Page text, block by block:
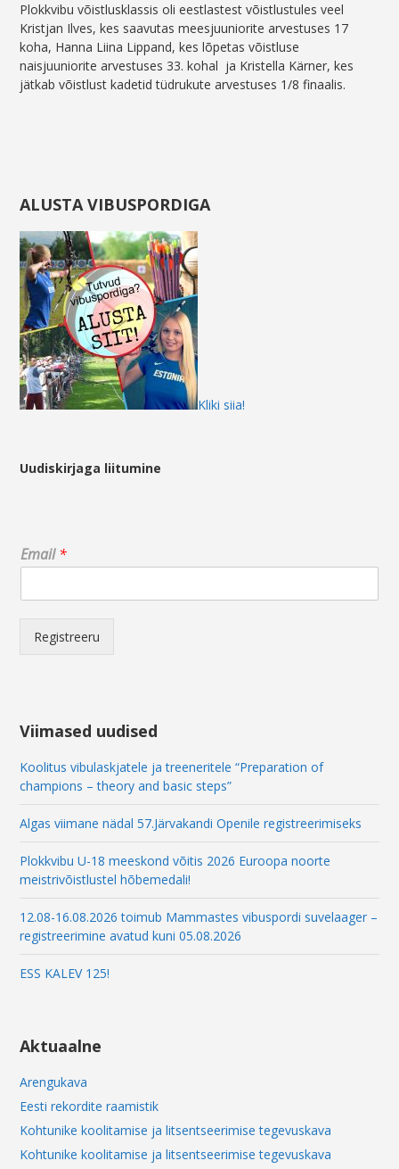
Plokkvibu võistlusklassis oli eestlastest võistlustules veel
Kristjan Ilves, kes saavutas meesjuuniorite arvestuses 17
koha, Hanna Liina Lippand, kes lõpetas võistluse
naisjuuniorite arvestuses 33. kohal ja Kristella Kärner, kes
jätkab võistlust kadetid tüdrukute arvestuses 1/8 finaalis.
ALUSTA VIBUSPORDIGA
Kliki siia!
Uudiskirjaga liitumine
E
m
i
E
m
a
i
l
Email*
Registreeru
Viimased uudised
Koolitus vibulaskjatele ja treeneritele “Preparation of
champions – theory and basic steps”
Algas viimane nädal 57.Järvakandi Openile registreerimiseks
Plokkvibu U-18 meeskond võitis 2026 Euroopa noorte
meistrivõistlustel hõbemedali!
12.08-16.08.2026 toimub Mammastes vibuspordi suvelaager –
registreerimine avatud kuni 05.08.2026
ESS KALEV 125!
Aktuaalne
Arengukava
Eesti rekordite raamistik
Kohtunike koolitamise ja litsentseerimise tegevuskava
Kohtunike koolitamise ja litsentseerimise tegevuskava